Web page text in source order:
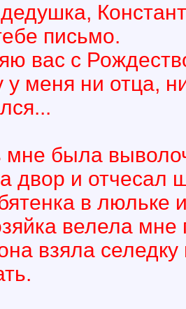
письмо.
вас с
у меня ни отца,
мне была
двор и отчесал
в люльке
велела мне
взяла